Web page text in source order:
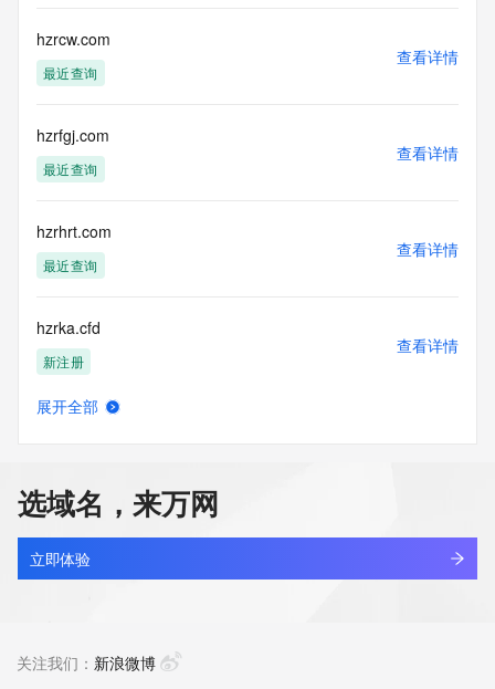
hzrcw.com
最近查询
查看详情
hzrfgj.com
最近查询
查看详情
hzrhrt.com
最近查询
查看详情
hzrka.cfd
新注册
查看详情
hzrootz.com
最近查询
查看详情
展开全部
选域名，来万网
立即体验
关注我们： 新浪微博